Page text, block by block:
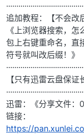
追加教程：【不会改
《上浏览器搜索，
包上右键重命名，直
符号就叫改后缀！》
【只有迅雷云盘保证
迅雷：《分享文件：
链接：
https://